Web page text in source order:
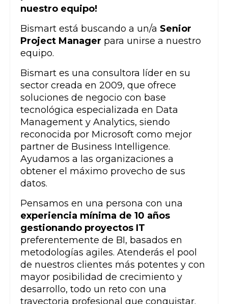
nuestro equipo!
Bismart está buscando a un/a Senior
Project Manager para unirse a nuestro
equipo.
Bismart es una consultora líder en su
sector creada en 2009, que ofrece
soluciones de negocio con base
tecnológica especializada en Data
Management y Analytics, siendo
reconocida por Microsoft como mejor
partner de Business Intelligence.
Ayudamos a las organizaciones a
obtener el máximo provecho de sus
datos.
Pensamos en una persona con una
experiencia mínima de 10 años
gestionando proyectos IT
preferentemente de BI, basados en
metodologías agiles. Atenderás el pool
de nuestros clientes más potentes y con
mayor posibilidad de crecimiento y
desarrollo, todo un reto con una
trayectoria profesional que conquistar.